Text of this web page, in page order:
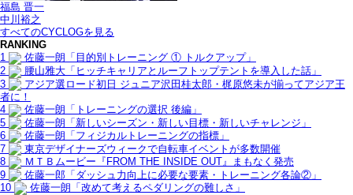
福島 晋一
中川裕之
すべてのCYCLOGを見る
RANKING
1
佐藤一朗「目的別トレーニング ① トルクアップ」
2
腰山雅大「ヒッチキャリアとルーフトップテントを導入した話」
3
アジア選ロード初日 ジュニア沢田桂太郎・梶原悠未が揃ってアジア王
者に！
4
佐藤一朗「トレーニングの選択 後編」
5
佐藤一朗「新しいシーズン・新しい目標・新しいチャレンジ」
6
佐藤一朗「フィジカルトレーニングの指標」
7
東京デザイナーズウィークで自転車イベントが多数開催
8
ＭＴＢムービー『FROM THE INSIDE OUT』まもなく発売
9
佐藤一郎「ダッシュ力向上に必要な要素・トレーニング各論②」
10
佐藤一朗「改めて考えるペダリングの難しさ」